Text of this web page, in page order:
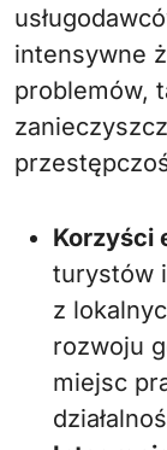
intensywne
problemów,
Korzyści
turystów
z
rozwoju
miejsc